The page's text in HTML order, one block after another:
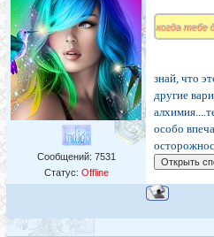
Сообщений: 7531
Статус: Offline
когда тебе
знай, что
другие
особо